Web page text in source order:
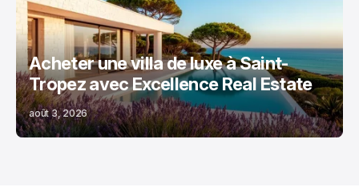
Acheter une villa de luxe à Saint-
Tropez avec Excellence Real Estate
août 3, 2026